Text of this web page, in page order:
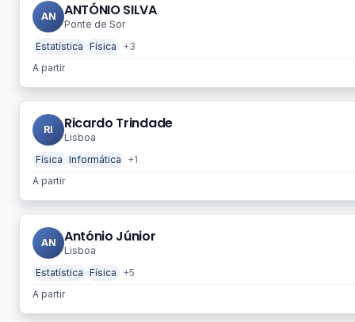
AN ANTÓNIO SILVA
Ponte de Sor
Estatística Física
+3
A partir
RI Ricardo Trindade
Lisboa
Física Informática
+1
A partir
AN António Júnior
Lisboa
Estatística Física
+5
A partir